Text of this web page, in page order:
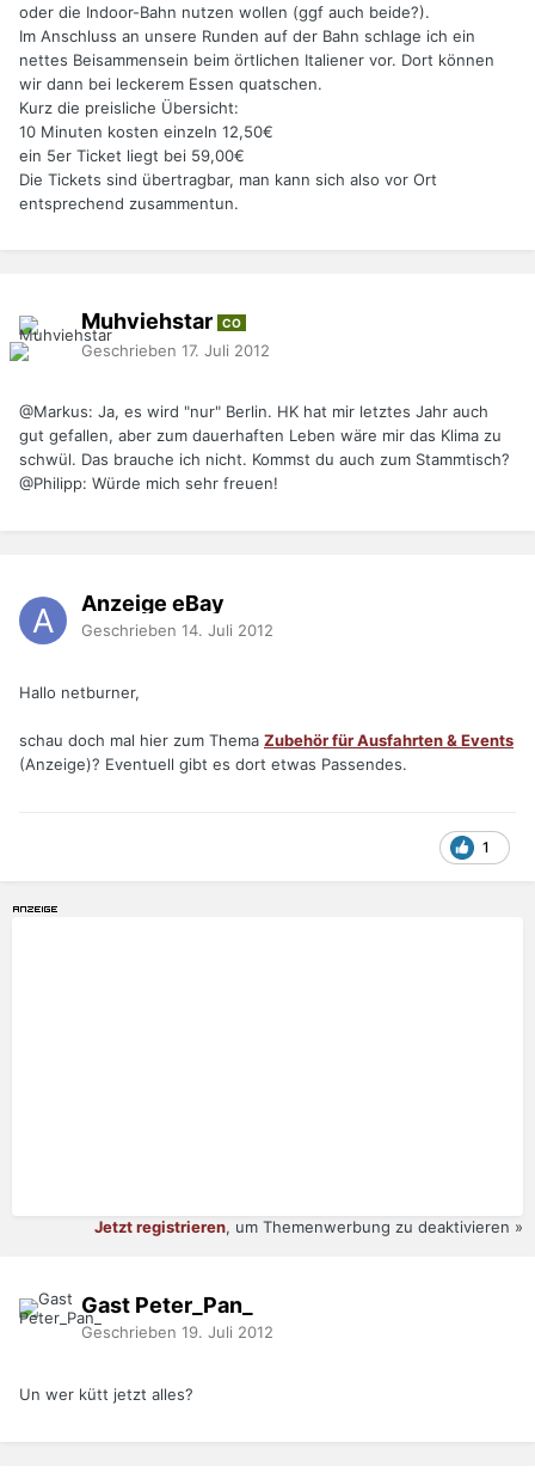
oder die Indoor-Bahn nutzen wollen (ggf auch beide?).
Im Anschluss an unsere Runden auf der Bahn schlage ich ein
nettes Beisammensein beim örtlichen Italiener vor. Dort können
wir dann bei leckerem Essen quatschen.
Kurz die preisliche Übersicht:
10 Minuten kosten einzeln 12,50€
ein 5er Ticket liegt bei 59,00€
Die Tickets sind übertragbar, man kann sich also vor Ort
entsprechend zusammentun.
Muhviehstar CO
Geschrieben 17. Juli 2012
@Markus: Ja, es wird "nur" Berlin. HK hat mir letztes Jahr auch
gut gefallen, aber zum dauerhaften Leben wäre mir das Klima zu
schwül. Das brauche ich nicht. Kommst du auch zum Stammtisch?
@Philipp: Würde mich sehr freuen!
Anzeige eBay
Geschrieben 14. Juli 2012
Hallo netburner,
schau doch mal hier zum Thema Zubehör für Ausfahrten & Events
(Anzeige)? Eventuell gibt es dort etwas Passendes.
1
Jetzt registrieren, um Themenwerbung zu deaktivieren »
Gast Peter_Pan_
Geschrieben 19. Juli 2012
Un wer kütt jetzt alles?